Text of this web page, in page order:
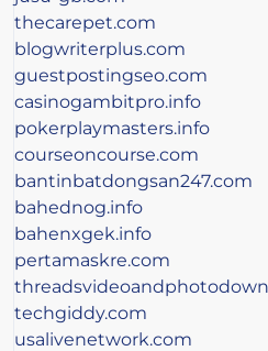
thecarepet.com
blogwriterplus.com
guestpostingseo.com
casinogambitpro.info
pokerplaymasters.info
courseoncourse.com
bantinbatdongsan247.com
bahednog.info
bahenxgek.info
pertamaskre.com
techgiddy.com
usalivenetwork.com